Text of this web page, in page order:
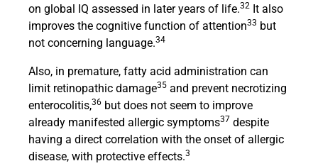
on global IQ assessed in later years of life.32 It also
improves the cognitive function of attention33 but
not concerning language.34
Also, in premature, fatty acid administration can
limit retinopathic damage35 and prevent necrotizing
enterocolitis,36 but does not seem to improve
already manifested allergic symptoms37 despite
having a direct correlation with the onset of allergic
disease, with protective effects.3